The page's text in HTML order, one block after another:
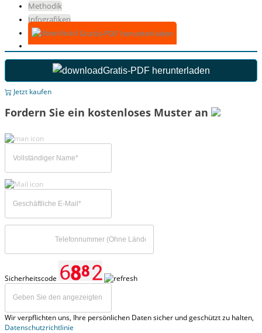
Methodik
Infografiken
Gratis-PDF herunterladen
Gratis-PDF herunterladen
Jetzt kaufen
Fordern Sie ein kostenloses Muster an
Sicherheitscode
Wir verpflichten uns, Ihre persönlichen Daten sicher und geschützt zu halten,
Datenschutzrichtlinie